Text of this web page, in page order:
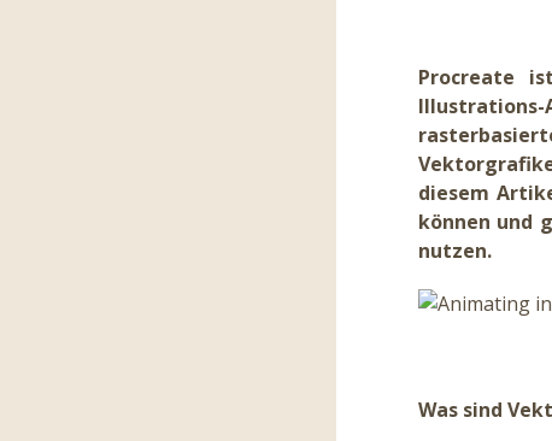
Procreate
diesem
können und
nutzen.
Was sind